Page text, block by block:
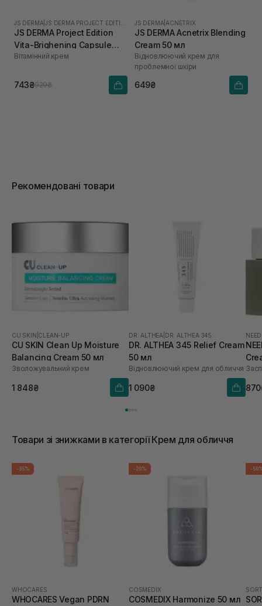
JS DERMA |
JS DERMA Project Edition
Vita-Brighening Capsule
Cream 50 мл
Вітамінний крем
743₴929₴
JS DERMA ACNETRIX
JS DERMA Acnetrix Blending
Cream 50 мл
Відновлюючий крем для
проблемної шкіри
649₴
Рекомендовані товари
CU SKIN CLEAN-UP
CU SKIN Clean Up Moisture
Balancing Cream 50 мл
Зволожувальний крем
1 848₴
DR. ALTHEA DR. ALTHEA 345
DR. ALTHEA 345 Relief Cream
50 мл
Відновлюючий крем для обличчя
1 090₴
Товари зі знижками в категорії Крем для обличчя
-35%
WHOCARES
WHOCARES Vegan PDRN
-20%
COSMEDIX
COSMEDIX Harmonize 50 мл
-